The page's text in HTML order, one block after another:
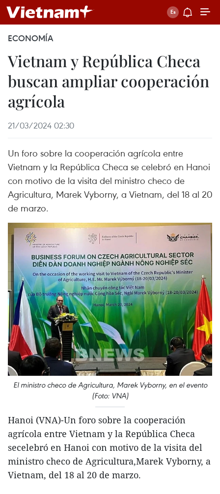
ECONOMÍA
Vietnam y República Checa
buscan ampliar cooperación
agrícola
21/03/2024 02:30
Un foro sobre la cooperación agrícola entre
Vietnam y la República Checa se celebró en Hanoi
con motivo de la visita del ministro checo de
Agricultura, Marek Vyborny, a Vietnam, del 18 al 20
de marzo.
El ministro checo de Agricultura, Marek Vyborny, en el evento
(Foto: VNA)
Hanoi (VNA)-Un foro sobre la cooperación
agrícola entre Vietnam y la República Checa
secelebró en Hanoi con motivo de la visita del
ministro checo de Agricultura,Marek Vyborny, a
Vietnam, del 18 al 20 de marzo.